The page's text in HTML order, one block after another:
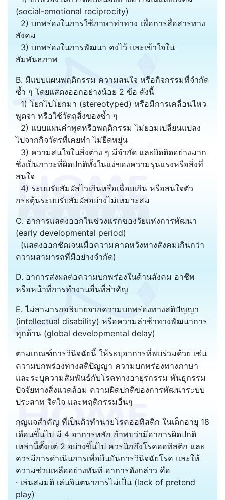
(social-emotional reciprocity)
2) บกพร่องในการใช้ภาษาท่าทาง เพื่อการสื่อสารทาง
สังคม
3) บกพร่องในการพัฒนา คงไว้ และเข้าใจใน
สัมพันธภาพ
B. มีแบบแผนพฤติกรรม ความสนใจ หรือกิจกรรมที่จำกัด
ซ้ำ ๆ โดยแสดงออกอย่างน้อย 2 ข้อ ดังนี้
1) โยกไปโยกมา (stereotyped) หรือมีการเคลื่อนไหว
พูดจา หรือใช้วัตถุสิ่งของซ้ำ ๆ
2) แบบแผนคำพูดหรือพฤติกรรม ไม่ยอมเปลี่ยนแปลง
ไปจากกิจวัตรที่เคยทำ ไม่ยืดหยุ่น
3) ความสนใจในสิ่งต่าง ๆ มีจำกัด และยึดติดอย่างมาก
ซึ่งเป็นภาวะที่ผิดปกติทั้งในแง่ของความรุนแรงหรือสิ่งที่
สนใจ
4) ระบบรับสัมผัสไวเกินหรือเฉื่อยเกิน หรือสนใจตัว
กระตุ้นระบบรับสัมผัสอย่างไม่เหมาะสม
C. อาการแสดงออกในช่วงแรกของวัยแห่งการพัฒนา
(early developmental period)
(แสดงออกชัดเจนเมื่อความคาดหวังทางสังคมเกินกว่า
ความสามารถที่มีอย่างจำกัด)
D. อาการส่งผลต่อความบกพร่องในด้านสังคม อาชีพ
หรือหน้าที่การทำงานอื่นที่สำคัญ
E. ไม่สามารถอธิบายจากความบกพร่องทางสติปัญญา
(intellectual disability) หรือความล่าช้าทางพัฒนาการ
ทุกด้าน (global developmental delay)
ตามเกณฑ์การวินิจฉัยนี้ ให้ระบุอาการที่พบร่วมด้วย เช่น
ความบกพร่องทางสติปัญญา ความบกพร่องทางภาษา
และระบุความสัมพันธ์กับโรคทางอายุรกรรม พันธุกรรม
ปัจจัยทางสิ่งแวดล้อม ความผิดปกติของการพัฒนาระบบ
ประสาท จิตใจ และพฤติกรรมอื่นๆ
กุญแจสำคัญ ที่เป็นตัวทำนายโรคออทิสติก ในเด็กอายุ 18
เดือนขึ้นไป มี 4 อาการหลัก ถ้าพบว่ามีอาการผิดปกติ
เหล่านี้ตั้งแต่ 2 อย่างขึ้นไป ควรนึกถึงโรคออทิสติก และ
ควรมีการดำเนินการเพื่อยืนยันการวินิจฉัยโรค และให้
ความช่วยเหลืออย่างทันที อาการดังกล่าว คือ
· เล่นสมมติ เล่นจินตนาการไม่เป็น (lack of pretend
play)